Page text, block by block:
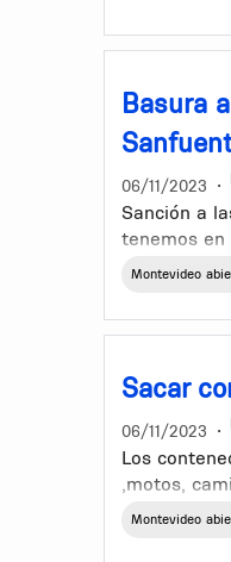
Basura
06/11/2023 •
Sanción a
tenemos
queda en
espacio.
Montevideo
Sacar
06/11/2023 •
Los
,motos,
Lo mismo
Montevideo